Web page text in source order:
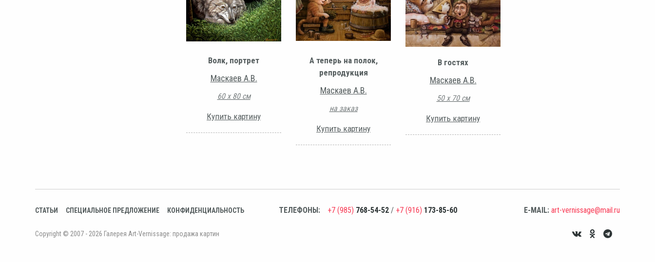
Волк, портрет
Маскаев А.В.
60 х 80 см
Купить картину
А теперь на полок,
репродукция
Маскаев А.В.
на заказ
Купить картину
В гостях
Маскаев А.В.
50 х 70 см
Купить картину
СТАТЬИ СПЕЦИАЛЬНОЕ ПРЕДЛОЖЕНИЕ КОНФИДЕНЦИАЛЬНОСТЬ ТЕЛЕФОНЫ: +7 (985) 768-54-52 / +7 (916) 173-85-60 E-MAIL: art-vernissage@mail.ru
Copyright © 2007 - 2026 Галерея Art-Vernissage: продажа картин